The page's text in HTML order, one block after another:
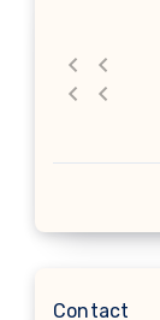
Contact